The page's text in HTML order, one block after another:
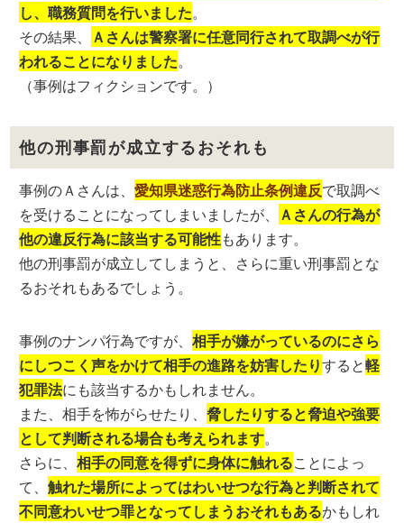
し、職務質問を行いました。
その結果、
Ａさんは警察署に任意同行されて取調べが行
われることになりました。
（事例はフィクションです。）
他の刑事罰が成立するおそれも
事例のＡさんは、愛知県迷惑行為防止条例違反で取調べ
を受けることになってしまいましたが、
Ａさんの行為が
他の違反行為に該当する可能性もあります。
他の刑事罰が成立してしまうと、さらに重い刑事罰とな
るおそれもあるでしょう。
事例のナンパ行為ですが、相手が嫌がっているのにさら
にしつこく声をかけて相手の進路を妨害したりすると軽
犯罪法にも該当するかもしれません。
また、相手を怖がらせたり、脅したりすると脅迫や強要
として判断される場合も考えられます。
さらに、相手の同意を得ずに身体に触れることによっ
て、触れた場所によってはわいせつな行為と判断されて
不同意わいせつ罪となってしまうおそれもあるかもしれ